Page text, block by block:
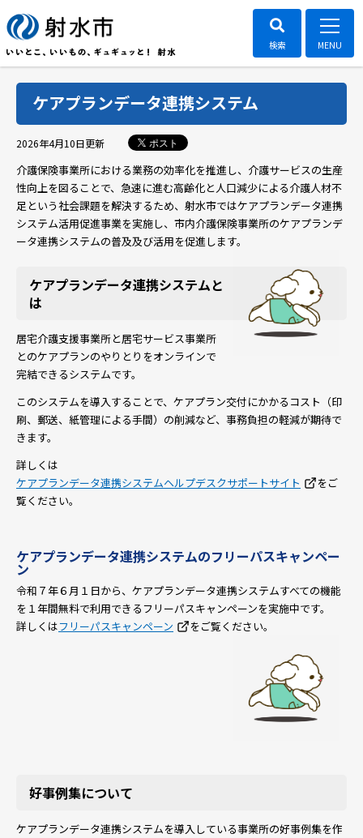
ケアプランデータ連携システム
2026年4月10日更新 ポスト
介護保険事業所における業務の効率化を推進し、介護サービスの生産
性向上を図ることで、急速に進む高齢化と人口減少による介護人材不
足という社会課題を解決するため、射水市ではケアプランデータ連携
システム活用促進事業を実施し、市内介護保険事業所のケアプランデ
ータ連携システムの普及及び活用を促進します。
ケアプランデータ連携システムと
は
居宅介護支援事業所と居宅サービス事業所
とのケアプランのやりとりをオンラインで
完結できるシステムです。
このシステムを導入することで、ケアプラン交付にかかるコスト（印
刷、郵送、紙管理による手間）の削減など、事務負担の軽減が期待で
きます。
詳しくは
ケアプランデータ連携システムヘルプデスクサポートサイト
をご
覧ください。
ケアプランデータ連携システムのフリーパスキャンペー
ン
令和７年６月１日から、ケアプランデータ連携システムすべての機能
を１年間無料で利用できるフリーパスキャンペーンを実施中です。
詳しくはフリーパスキャンペーン をご覧ください。
好事例集について
ケアプランデータ連携システムを導入している事業所の好事例集を作